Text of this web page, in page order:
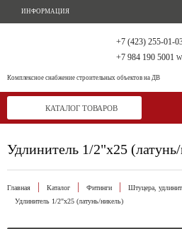
ИНФОРМАЦИЯ
Комплексное снабжение строительных объектов на ДВ
+7 (423) 255-01-
+7 984 190 5001
КАТАЛОГ ТОВАРОВ
Удлинитель 1/2"х25
Главная Каталог Фитинги
Штуцера,
Удлинитель 1/2"х25 (латунь/никель)